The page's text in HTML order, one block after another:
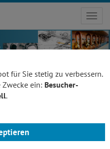
für Sie stetig zu verbessern.
ein: Besucher-
.